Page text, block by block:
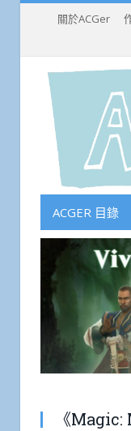
關於ACGer
ACGER 目錄
《